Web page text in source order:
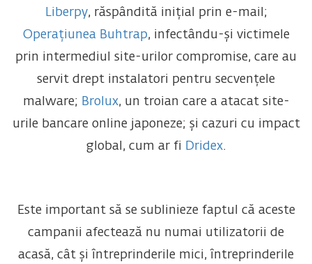
Liberpy, răspândită inițial prin e-mail;
Operațiunea Buhtrap, infectându-și victimele
prin intermediul site-urilor compromise, care au
servit drept instalatori pentru secvențele
malware; Brolux, un troian care a atacat site-
urile bancare online japoneze; și cazuri cu impact
global, cum ar fi Dridex.
Este important să se sublinieze faptul că aceste
campanii afectează nu numai utilizatorii de
acasă, cât și întreprinderile mici, întreprinderile